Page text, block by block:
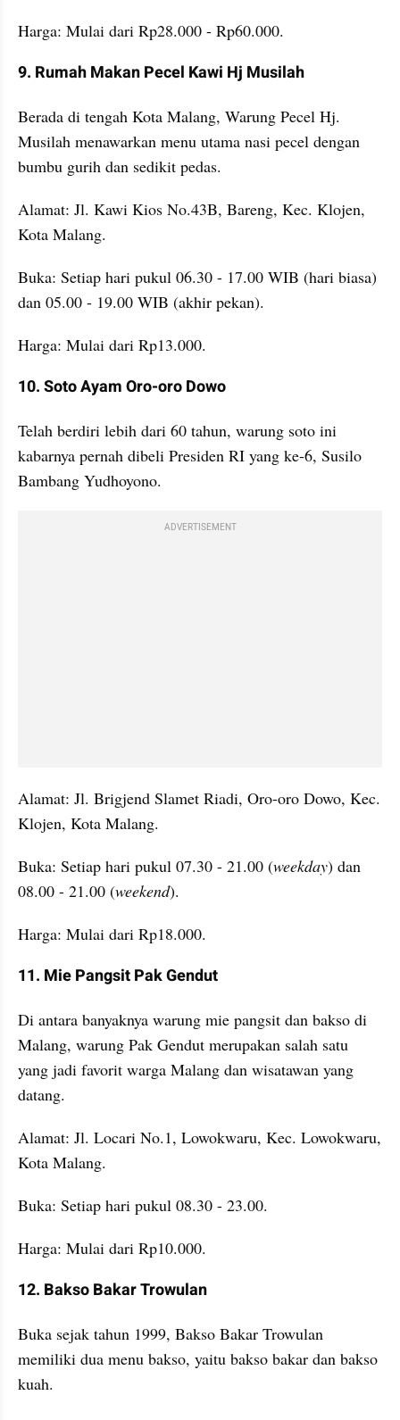
Harga: Mulai dari Rp28.000 - Rp60.000.
9. Rumah Makan Pecel Kawi Hj Musilah
Berada di tengah Kota Malang, Warung Pecel Hj.
Musilah menawarkan menu utama nasi pecel dengan
bumbu gurih dan sedikit pedas.
Alamat: Jl. Kawi Kios No.43B, Bareng, Kec. Klojen,
Kota Malang.
Buka: Setiap hari pukul 06.30 - 17.00 WIB (hari biasa)
dan 05.00 - 19.00 WIB (akhir pekan).
Harga: Mulai dari Rp13.000.
10. Soto Ayam Oro-oro Dowo
Telah berdiri lebih dari 60 tahun, warung soto ini
kabarnya pernah dibeli Presiden RI yang ke-6, Susilo
Bambang Yudhoyono.
ADVERTISEMENT
Alamat: Jl. Brigjend Slamet Riadi, Oro-oro Dowo, Kec.
Klojen, Kota Malang.
Buka: Setiap hari pukul 07.30 - 21.00 (weekday) dan
08.00 - 21.00 (weekend).
Harga: Mulai dari Rp18.000.
11. Mie Pangsit Pak Gendut
Di antara banyaknya warung mie pangsit dan bakso di
Malang, warung Pak Gendut merupakan salah satu
yang jadi favorit warga Malang dan wisatawan yang
datang.
Alamat: Jl. Locari No.1, Lowokwaru, Kec. Lowokwaru,
Kota Malang.
Buka: Setiap hari pukul 08.30 - 23.00.
Harga: Mulai dari Rp10.000.
12. Bakso Bakar Trowulan
Buka sejak tahun 1999, Bakso Bakar Trowulan
memiliki dua menu bakso, yaitu bakso bakar dan bakso
kuah.